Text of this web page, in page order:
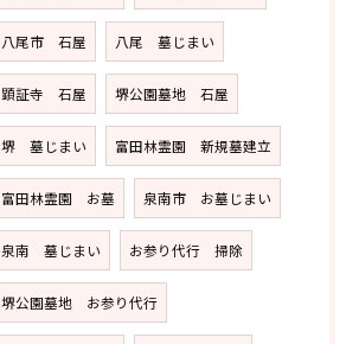
八尾市 石屋 八尾 墓じまい
顕証寺 石屋 堺公園墓地 石屋
堺 墓じまい 富田林霊園 新規墓建立
富田林霊園 お墓 泉南市 お墓じまい
泉南 墓じまい お参り代行 掃除
堺公園墓地 お参り代行